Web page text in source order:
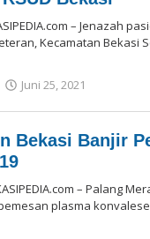
– Jenazah
Kecamatan Bekasi
Juni 25, 2021
Bekasi Banjir
– Palang
plasma